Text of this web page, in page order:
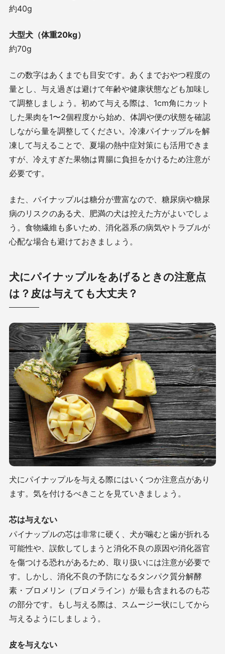
約40g
大型犬（体重20kg）
約70g
この数字はあくまでも目安です。あくまでおやつ程度の
量とし、与え過ぎは避けて年齢や健康状態なども加味し
て調整しましょう。初めて与える際は、1cm角にカット
した果肉を1〜2個程度から始め、体調や便の状態を確認
しながら量を調整してください。冷凍パイナップルを解
凍して与えることで、夏場の熱中症対策にも活用できま
すが、冷えすぎた果物は胃腸に負担をかけるため注意が
必要です。
また、パイナップルは糖分が豊富なので、糖尿病や糖尿
病のリスクのある犬、肥満の犬は控えた方がよいでしょ
う。食物繊維も多いため、消化器系の病気やトラブルが
心配な場合も避けておきましょう。
犬にパイナップルをあげるときの注意点
は？皮は与えても大丈夫？
犬にパイナップルを与える際にはいくつか注意点があり
ます。気を付けるべきことを見ていきましょう。
芯は与えない
パイナップルの芯は非常に硬く、犬が噛むと歯が折れる
可能性や、誤飲してしまうと消化不良の原因や消化器官
を傷つける恐れがあるため、取り扱いには注意が必要で
す。しかし、消化不良の予防になるタンパク質分解酵
素・ブロメリン（ブロメライン）が最も含まれるのも芯
の部分です。もし与える際は、スムージー状にしてから
与えるようにしましょう。
皮を与えない